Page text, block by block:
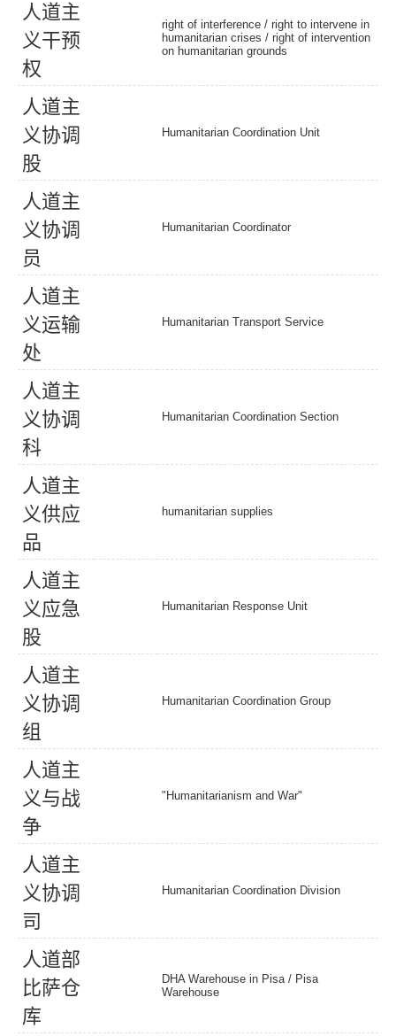
人道主
义干预
权
right of interference / right to intervene in
humanitarian crises / right of intervention
on humanitarian grounds
人道主
义协调
股
Humanitarian Coordination Unit
人道主
义协调
员
Humanitarian Coordinator
人道主
义运输
处
Humanitarian Transport Service
人道主
义协调
科
Humanitarian Coordination Section
人道主
义供应
品
humanitarian supplies
人道主
义应急
股
Humanitarian Response Unit
人道主
义协调
组
Humanitarian Coordination Group
人道主
义与战
争
"Humanitarianism and War"
人道主
义协调
司
Humanitarian Coordination Division
人道部
比萨仓
库
DHA Warehouse in Pisa / Pisa
Warehouse